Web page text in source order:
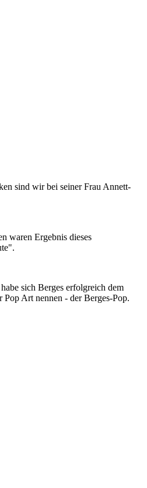
sind wir bei seiner Frau Annett-
waren Ergebnis dieses
sich Berges erfolgreich dem
Art nennen - der Berges-Pop.